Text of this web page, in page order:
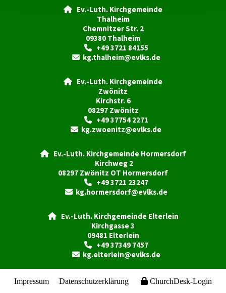

Ev.-Luth. Kirchgemeinde
Thalheim
Chemnitzer Str. 2
09380 Thalheim
+49 3721 84155
 kg.thalheim@evlks.de

Ev.-Luth. Kirchgemeinde
Zwönitz
Kirchstr. 6
08297 Zwönitz
+49 37754 2271
 kg.zwoenitz@evlks.de
Ev.-Luth. Kirchgemeinde Hormersdorf
Kirchweg 2
08297 Zwönitz OT Hormersdorf
+49 3721 23247
 kg.hormersdorf@evlks.de
Ev.-Luth. Kirchgemeinde Elterlein
Kirchgasse 3
09481 Elterlein
+49 37349 7457
 kg.elterlein@evlks.de
Impressum Datenschutzerklärung ChurchDesk-Login